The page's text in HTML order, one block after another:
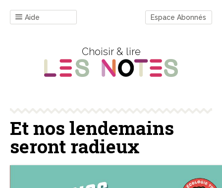
Aide Espace Abonnés
Choisir & lire
Et nos lendemains
seront radieux